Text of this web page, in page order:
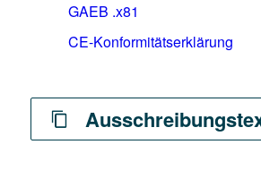
GAEB .x81
CE-Konformitätserklärung
Ausschreibungstext